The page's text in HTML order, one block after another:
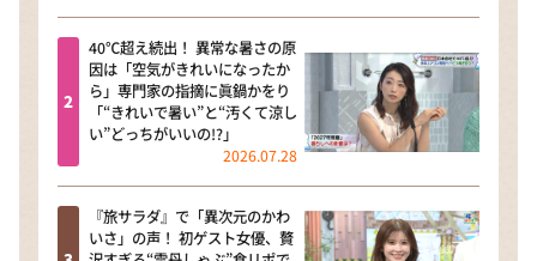
40℃超え続出！ 異常な暑さの原
因は「空気がきれいになったか
ら」専門家の指摘に眞鍋かをり
「“きれいで暑い”と“汚くて涼し
い”どっちがいいの!?」
2026.07.28
『旅サラダ』で「異次元のかわ
いさ」の声！ 初ゲスト女優、贅